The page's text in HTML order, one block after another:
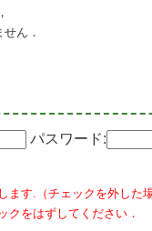
ん．
パスワード:
ます.（チェックを外した
クをはずしてください．